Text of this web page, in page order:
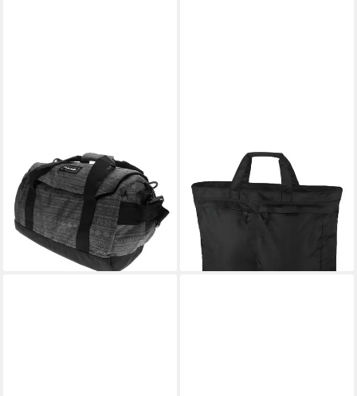
DAKINE
Sporttasche EQ DUFFLE
54,95 € UVP64,95 €
-15%
lieferbar - in 2-3 Werktagen bei dir
Reisetasche Verge 34
Weekender - Reisetasche 60
cm (black ripstop)
108,52 €
lieferbar - in 2-3 Werktagen bei dir